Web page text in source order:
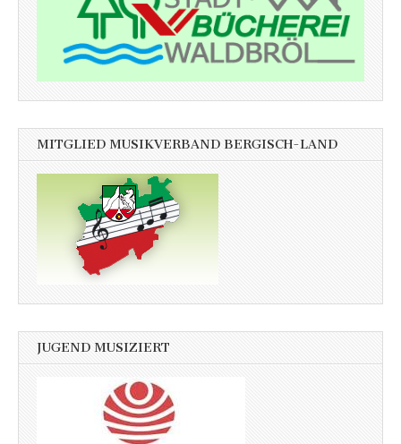
MITGLIED MUSIKVERBAND BERGISCH-LAND
JUGEND MUSIZIERT